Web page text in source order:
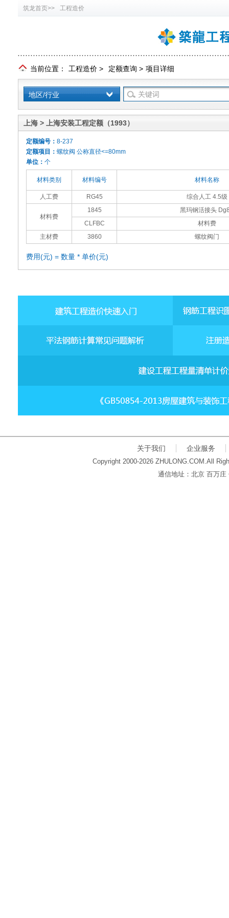
筑龙首页>> 工程造价
当前位置： 工程造价 > 定额查询 > 项目详细
地区/行业
上海 > 上海安装工程定额（1993）
定额编号： 8-237
定额项目： 螺纹阀 公称直径<=80mm
单位： 个
材料类别 材料编号 材料名称
人工费 RG45 综合人工 4.5级
材料费
1845
黑玛钢活接头
CLFBC
材料费
主材费
3860 螺纹阀门
费用(元) = 数量 * 单价(元)
关于我们 企业服务
Copyright 2000-2026 ZHULONG.COM.All
通信地址：北京 百万